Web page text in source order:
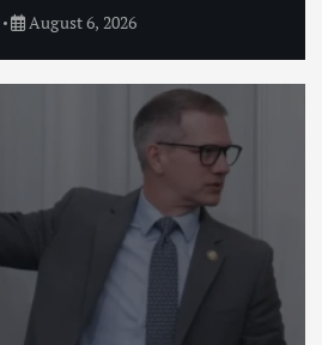
August 6, 2026